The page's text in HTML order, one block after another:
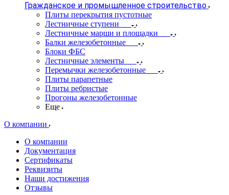
Гражданское и промышленное строительство
Плиты перекрытия пустотные
Лестничные ступени
Лестничные марши и площадки
Балки железобетонные
Блоки ФБС
Лестничные элементы
Перемычки железобетонные
Плиты парапетные
Плиты ребристые
Прогоны железобетонные
Еще
О компании
О компании
Документация
Сертификаты
Реквизиты
Наши достижения
Отзывы